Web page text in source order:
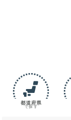
都道府県
で探す